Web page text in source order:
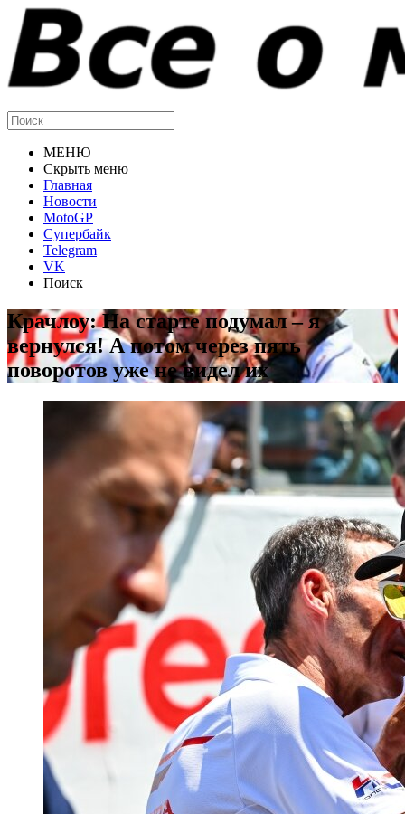
МЕНЮ
Скрыть меню
Главная
Новости
MotoGP
Супербайк
Telegram
VK
Поиск
Крачлоу: На старте подумал – я
вернулся! А потом через пять
поворотов уже не видел их